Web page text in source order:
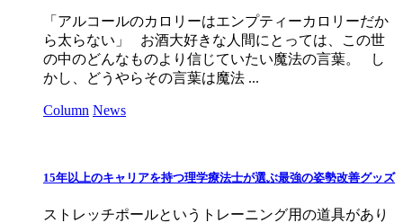
「アルコールのカロリーはエンプティーカロリーだか
ら太らない」 お酒大好きな人間にとっては、この世
の中のどんなものより信じていたい魔法の言葉。 し
かし、どうやらその言葉は魔法 ...
Column News
15年以上のキャリアを持つ理学療法士が選ぶ最強の姿勢改善グッズ
ストレッチポールというトレーニング用の道具があり